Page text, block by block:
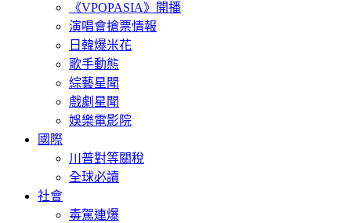
《VPOPASIA》開播
演唱會搶票情報
日韓爆米花
歌手動態
綜藝星聞
戲劇星聞
娛樂電影院
國際
川普對等關稅
全球必讀
社會
毒駕連爆